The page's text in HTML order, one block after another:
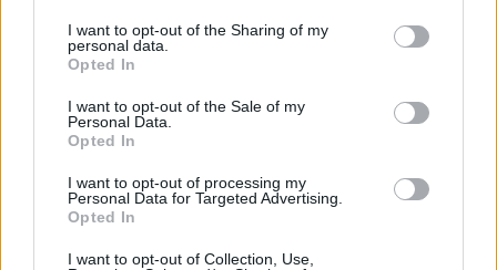
not limited to your visit or usage behaviour. You may click to
grant or deny consent to Google and its third-party tags to
use your data for below specified purposes in below Google
consent section.
I want to opt-out of the Sharing of my
personal data.
Opted In
I want to opt-out of the Sale of my
Personal Data.
Opted In
I want to opt-out of processing my
Personal Data for Targeted Advertising.
Opted In
I want to opt-out of Collection, Use,
Andrea Conforti, 46enne torinese dal look
casual e naturale, è un analista tattico che
quando annotò la rimonta al box stampa dello
Stadio Olimpico Grande Torino: da
che propugna spiegazioni visive per il tifoso
critico. Dettaglio unico: una stagione